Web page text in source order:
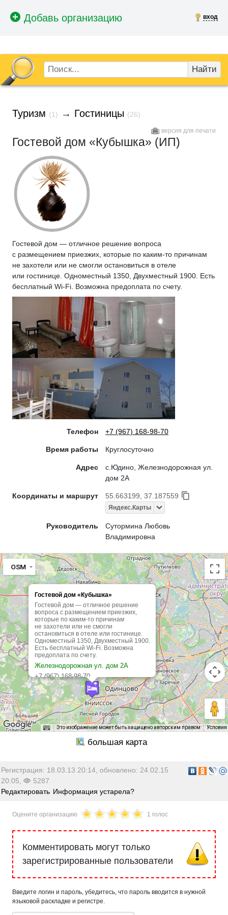
вход
Найти
Туризм (1) → Гостиницы (26)
версия для печати
Гостевой дом «Кубышка» (ИП)
Гостевой дом — отличное решение вопроса
с размещением приезжих, которые по каким-то причинам
не захотели или не смогли остановиться в отеле
или гостинице. Одноместный 1350, Двухместный 1900. Есть
бесплатный Wi-Fi. Возможна предоплата по счету.
Телефон +7 (967) 168-98-70
Время работы Круглосуточно
Адрес
с.Юдино, Железнодорожная ул.
дом 2А
Координаты и маршрут 55.663199, 37.187559
Яндекс.Карты
Руководитель
Сутормина Любовь
Владимировна
Гостевой дом «Кубышка»
Гостевой дом — отличное решение
вопроса с размещением приезжих,
которые по каким-то причинам
не захотели или не смогли
остановиться в отеле или гостинице.
Одноместный 1350, Двухместный 1900.
Есть бесплатный Wi-Fi. Возможна
предоплата по счету.
Железнодорожная ул. дом 2А
+7 (967) 168-98-70
Круглосуточно
OSM
Это изображение может быть защищено авторским правом Условия
Регистрация: 18.03.13 20:14, обновлено: 24.02.15
20:05,
5287
Редактировать Информация устарела?
Оцените организацию 1 голос
Комментировать могут только
зарегистрированные пользователи
Введите логин и пароль, убедитесь, что пароль вводится в нужной
языковой раскладке и регистре.